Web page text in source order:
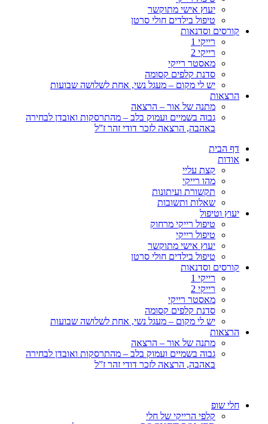
יעוץ אישי מתוקשר
טיפול בילדים חולי סרטן
קורסים וסדנאות
רייקי 1
רייקי 2
מאסטר רייקי
סדנת קלפים קסומה
יש לי מקום – מעגל נשי, אחת לשלושה שבועות
הרצאות
מתנה של אור – הרצאה
גבוה בשמיים ועמוק בלב – מהתרסקות ואובדן לבחירה
באהבה, הרצאה לזכר דודי זהר ז”ל
דף הבית
אודות
קצת עליי
מהו רייקי
תקשורת ועיתונות
שאלות ותשובות
יעוץ וטיפול
טיפול רייקי מרחוק
טיפול רייקי
יעוץ אישי מתוקשר
טיפול בילדים חולי סרטן
קורסים וסדנאות
רייקי 1
רייקי 2
מאסטר רייקי
סדנת קלפים קסומה
יש לי מקום – מעגל נשי, אחת לשלושה שבועות
הרצאות
מתנה של אור – הרצאה
גבוה בשמיים ועמוק בלב – מהתרסקות ואובדן לבחירה
באהבה, הרצאה לזכר דודי זהר ז”ל
חלי שופ
קלפי הרייקי של חלי